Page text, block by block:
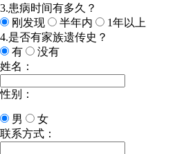
3.患病时间有多久？
刚发现
半年内
1年以上
4.是否有家族遗传史？
有
没有
姓名：
性别：
男
女
联系方式：